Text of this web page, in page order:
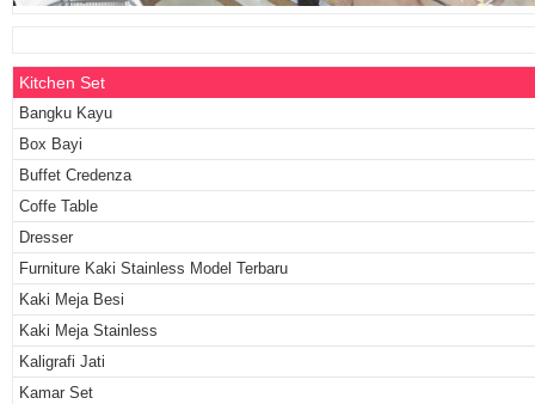
Kitchen Set
Bangku Kayu
Box Bayi
Buffet Credenza
Coffe Table
Dresser
Furniture Kaki Stainless Model Terbaru
Kaki Meja Besi
Kaki Meja Stainless
Kaligrafi Jati
Kamar Set